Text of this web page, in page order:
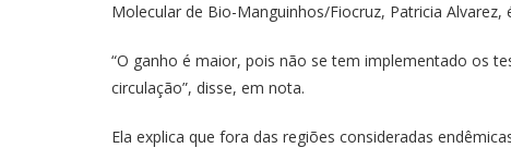
Molecular de Bio-Manguinhos/Fiocruz, Patricia
“O ganho é maior, pois não se tem implementado os
circulação”, disse, em nota.
Ela explica que fora das regiões consideradas